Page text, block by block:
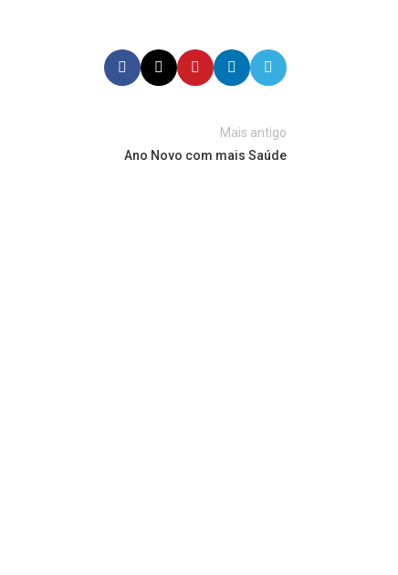
Mais antigo
Ano Novo com mais Saúde